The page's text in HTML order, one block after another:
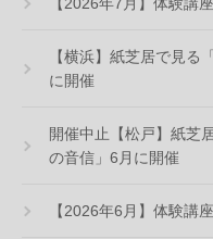
【横浜】紙芝居で見る
に開催
開催中止【松戸】紙芝
の音信」6月に開催
【2026年6月】体験講